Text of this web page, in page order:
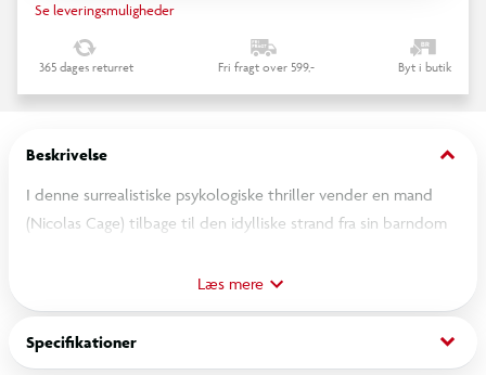
Se leveringsmuligheder
365 dages returret Fri fragt over 599,- Byt i butik
Beskrivelse keyboard_arrow_down
I denne surrealistiske psykologiske thriller vender en mand
(Nicolas Cage) tilbage til den idylliske strand fra sin barndom
deres benhårde regel: “Bor du ikke her, surfer du ikke her.”
Bitter, men fast besluttet på at surfe på sin strand – og købe
huset i nærheden, hvor han voksede op – udsættes han for
prøvelser af både krop og sjæl, der bringer ham helt ud til
Læs mere
Specifikationer keyboard_arrow_down